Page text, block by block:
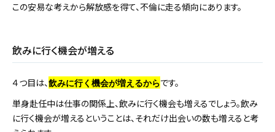
この安易な考えから解放感を得て、不倫に走る傾向にあります。
飲みに行く機会が増える
４つ目は、飲みに行く機会が増えるからです。
単身赴任中は仕事の関係上、飲みに行く機会も増えるでしょう。飲み
に行く機会が増えるということは、それだけ出会いの数も増えると考